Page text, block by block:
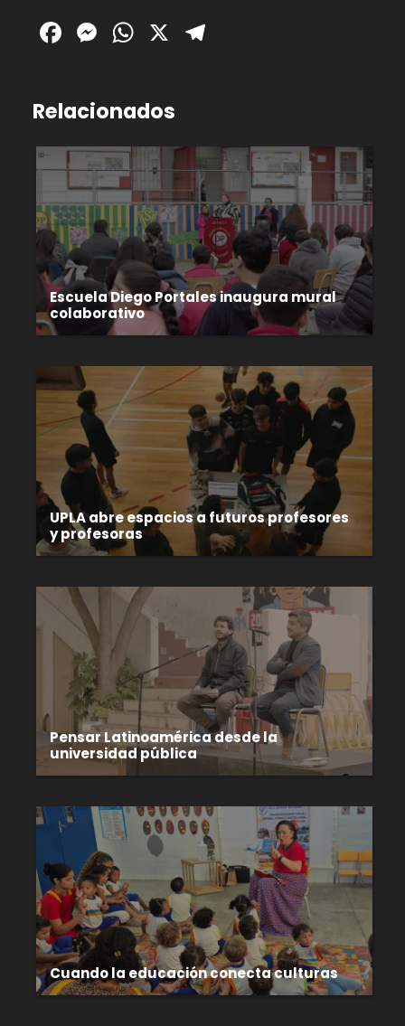
Facebook
Messenger
WhatsApp
X
Relacionados
Escuela Diego Portales inaugura mural
colaborativo
UPLA abre espacios a futuros profesores
y profesoras
Pensar Latinoamérica desde la
universidad pública
Cuando la educación conecta culturas